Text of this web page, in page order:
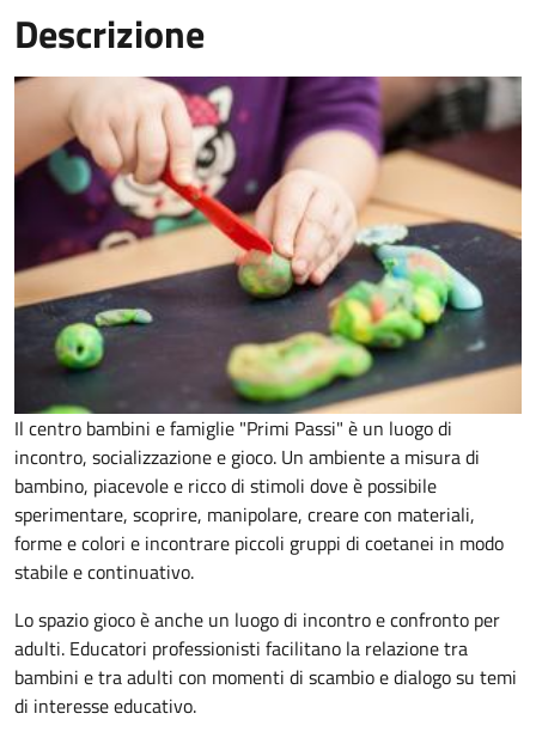
Descrizione
Il centro bambini e famiglie "Primi Passi" è un luogo di
incontro, socializzazione e gioco. Un ambiente a misura di
bambino, piacevole e ricco di stimoli dove è possibile
sperimentare, scoprire, manipolare, creare con materiali,
forme e colori e incontrare piccoli gruppi di coetanei in modo
stabile e continuativo.
Lo spazio gioco è anche un luogo di incontro e confronto per
adulti. Educatori professionisti facilitano la relazione tra
bambini e tra adulti con momenti di scambio e dialogo su temi
di interesse educativo.